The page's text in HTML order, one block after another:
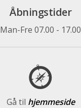
Åbningstider
Man-Fre 07.00 - 17.00
Gå til hjemmeside